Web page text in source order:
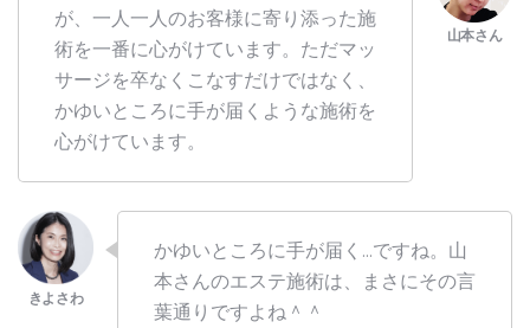
が、一人一人のお客様に寄り添った施
術を一番に心がけています。ただマッ
サージを卒なくこなすだけではなく、
かゆいところに手が届くような施術を
心がけています。
かゆいところに手が届く…ですね。山
本さんのエステ施術は、まさにその言
葉通りですよね＾＾